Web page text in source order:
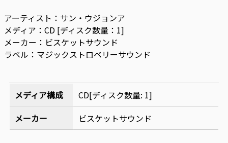
アーティスト：サン・ウジョンア
メディア：CD [ディスク数量：1]
メーカー：ビスケットサウンド
ラベル：マジックストロベリーサウンド
メディア構成
CD[ディスク数量: 1]
メーカー
ビスケットサウンド